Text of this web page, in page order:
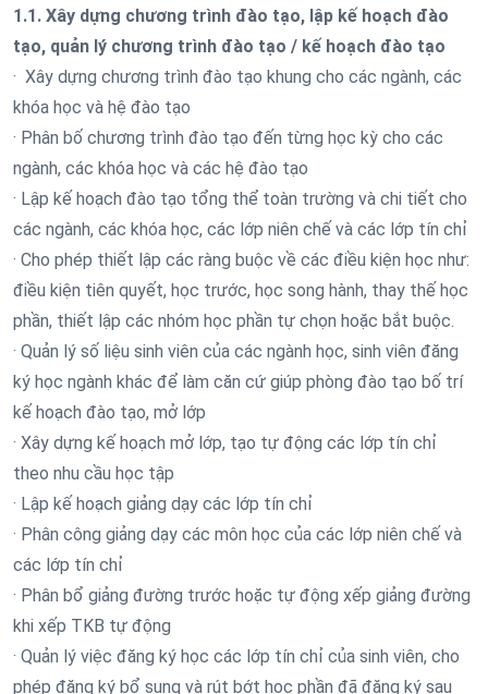
1.1. Xây dựng chương trình đào tạo, lập kế hoạch đào
tạo, quản lý chương trình đào tạo / kế hoạch đào tạo
· Xây dựng chương trình đào tạo khung cho các ngành, các
khóa học và hệ đào tạo
· Phân bố chương trình đào tạo đến từng học kỳ cho các
ngành, các khóa học và các hệ đào tạo
· Lập kế hoạch đào tạo tổng thể toàn trường và chi tiết cho
các ngành, các khóa học, các lớp niên chế và các lớp tín chỉ
· Cho phép thiết lập các ràng buộc về các điều kiện học như:
điều kiện tiên quyết, học trước, học song hành, thay thế học
phần, thiết lập các nhóm học phần tự chọn hoặc bắt buộc.
· Quản lý số liệu sinh viên của các ngành học, sinh viên đăng
ký học ngành khác để làm căn cứ giúp phòng đào tạo bố trí
kế hoạch đào tạo, mở lớp
· Xây dựng kế hoạch mở lớp, tạo tự động các lớp tín chỉ
theo nhu cầu học tập
· Lập kế hoạch giảng dạy các lớp tín chỉ
· Phân công giảng dạy các môn học của các lớp niên chế và
các lớp tín chỉ
· Phân bổ giảng đường trước hoặc tự động xếp giảng đường
khi xếp TKB tự động
· Quản lý việc đăng ký học các lớp tín chỉ của sinh viên, cho
phép đăng ký bổ sung và rút bớt học phần đã đăng ký sau